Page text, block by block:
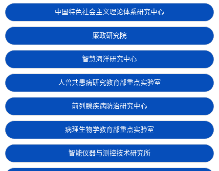
中国特色社会主义理论体系研究中心
廉政研究院
智慧海洋研究中心
人兽共患病研究教育部重点实验室
前列腺疾病防治研究中心
病理生物学教育部重点实验室
智能仪器与测控技术研究所